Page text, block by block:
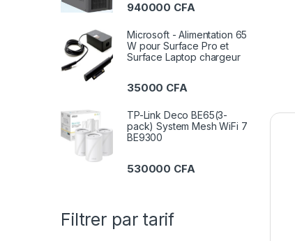
940000 CFA
Microsoft - Alimentation 65
W pour Surface Pro et
Surface Laptop chargeur
35000 CFA
TP-Link Deco BE65(3-
pack) System Mesh WiFi 7
BE9300
530000 CFA
Filtrer par tarif